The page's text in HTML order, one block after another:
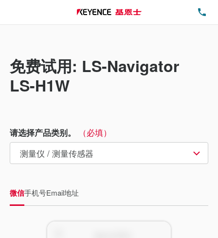
免费试用: LS-Navigator
LS-H1W
请选择产品类别。 （必填）
微信手机号Email地址